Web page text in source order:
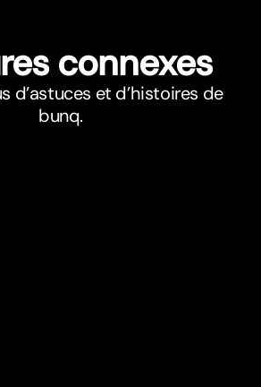
connexes
d’astuces et d’histoires de
bunq.